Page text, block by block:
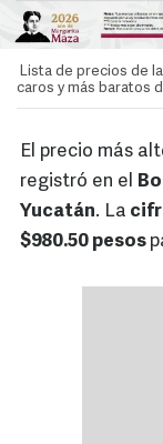
Lista de precios de
caros y más baratos
El precio más
registró en el
Yucatán. La
$980.50 pesos